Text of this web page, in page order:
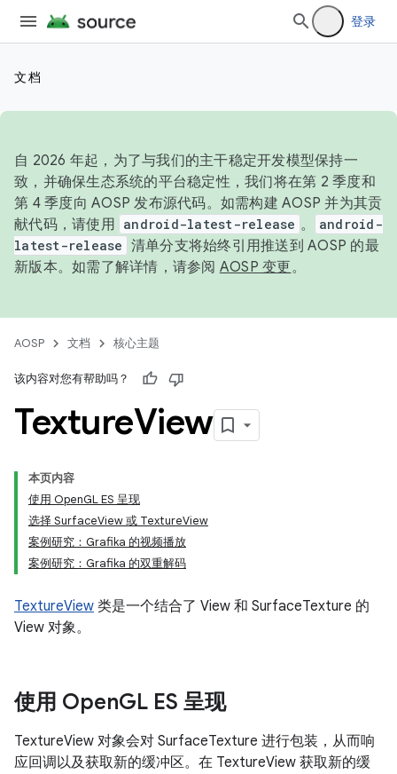
登录
文档
自 2026 年起，为了与我们的主干稳定开发模型保持一
致，并确保生态系统的平台稳定性，我们将在第 2 季度和
第 4 季度向 AOSP 发布源代码。如需构建 AOSP 并为其贡
献代码，请使用 android-latest-release 。
android-
latest-release 清单分支将始终引用推送到 AOSP 的最
新版本。如需了解详情，请参阅 AOSP 变更。
AOSP 文档 核心主题
该内容对您有帮助吗？
TextureView
本页内容
使用 OpenGL ES 呈现
选择 SurfaceView 或 TextureView
案例研究：Grafika 的视频播放
案例研究：Grafika 的双重解码
TextureView 类是一个结合了 View 和 SurfaceTexture 的
View 对象。
使用 OpenGL ES 呈现
TextureView 对象会对 SurfaceTexture 进行包装，从而响
应回调以及获取新的缓冲区。在 TextureView 获取新的缓